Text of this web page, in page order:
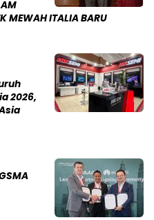
MEWAH ITALIA BARU
2026,